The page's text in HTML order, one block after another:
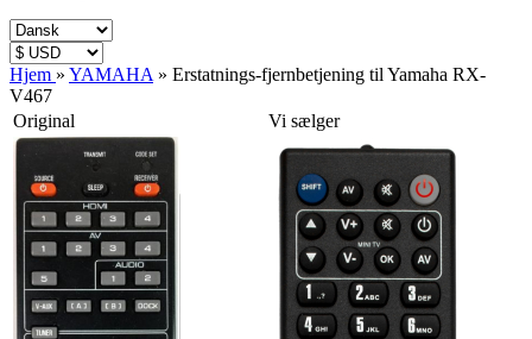
Hjem » YAMAHA » Erstatnings-fjernbetjening til Yamaha RX-
V467
Original
Vi sælger